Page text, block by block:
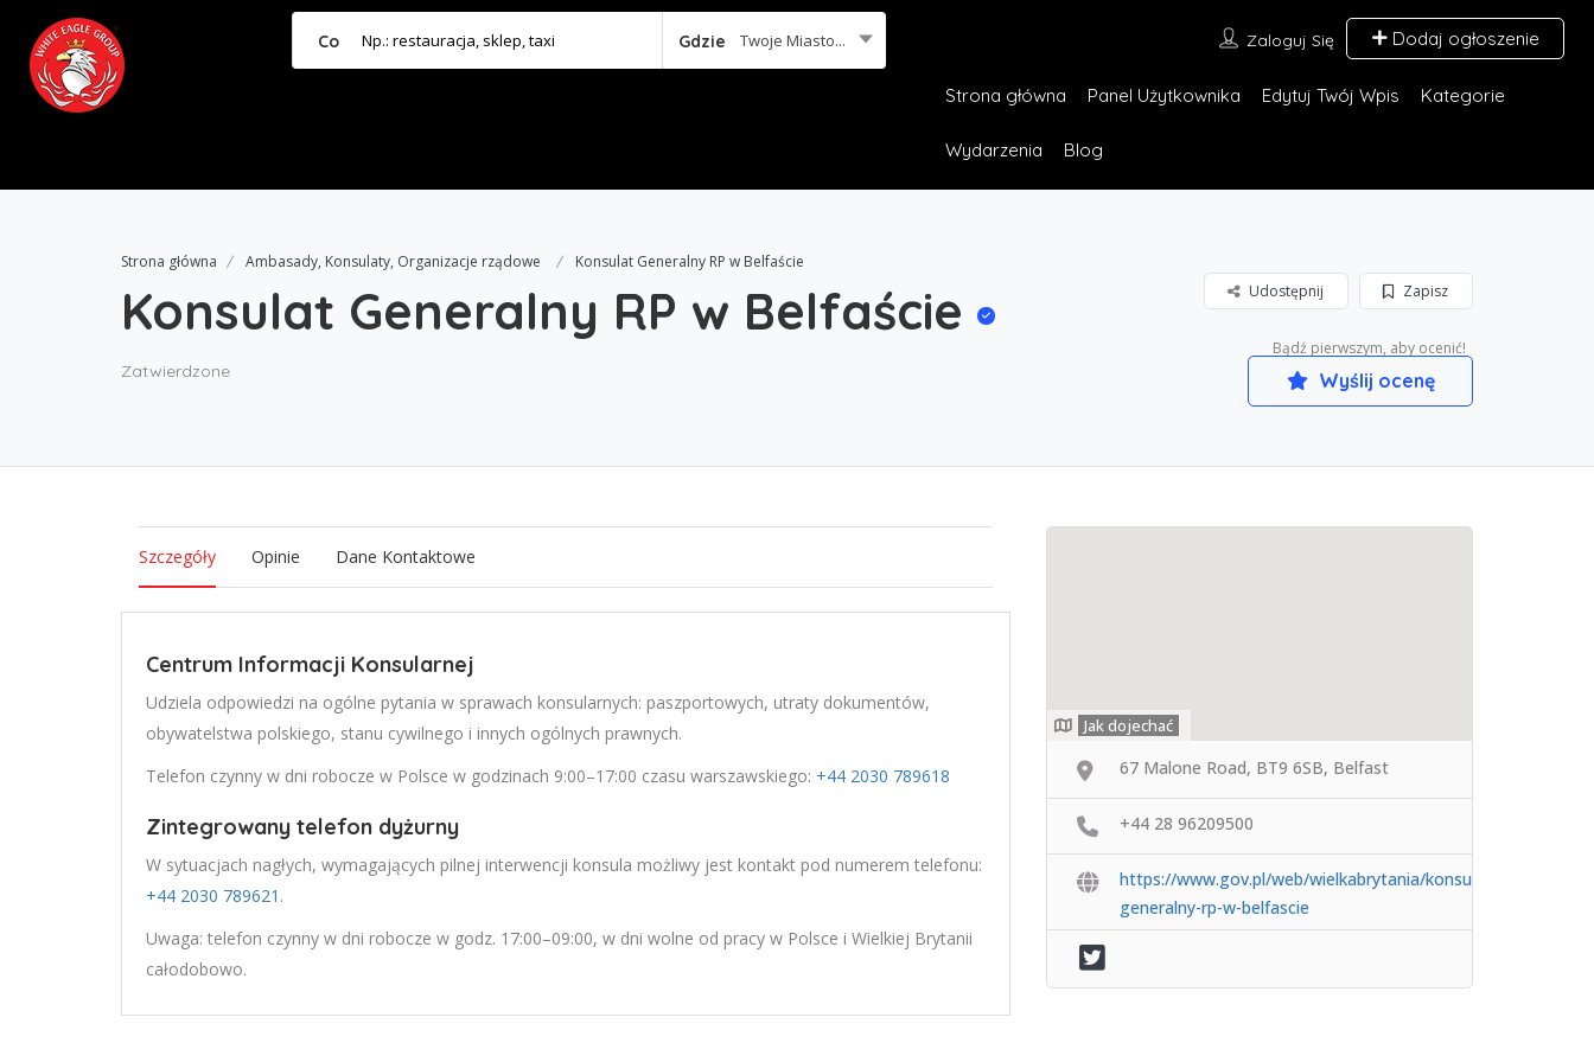
Co Gdzie Twoje Miasto... Zaloguj Się Dodaj ogłoszenie
Strona główna Panel Użytkownika Edytuj Twój Wpis Kategorie
Wydarzenia Blog
Strona główna Ambasady, Konsulaty, Organizacje rządowe Konsulat Generalny RP w Belfaście
Konsulat Generalny RP w Belfaście
Zatwierdzone
Zapisz
Udostępnij
Bądź pierwszym, aby ocenić!
Wyślij ocenę
Szczegóły Opinie Dane Kontaktowe
Centrum Informacji Konsularnej
Udziela odpowiedzi na ogólne pytania w sprawach konsularnych: paszportowych, utraty dokumentów,
obywatelstwa polskiego, stanu cywilnego i innych ogólnych prawnych.
Telefon czynny w dni robocze w Polsce w godzinach 9:00–17:00 czasu warszawskiego: +44 2030 789618
Zintegrowany telefon dyżurny
W sytuacjach nagłych, wymagających pilnej interwencji konsula możliwy jest kontakt pod numerem telefonu:
+44 2030 789621 .
Uwaga: telefon czynny w dni robocze w godz. 17:00–09:00, w dni wolne od pracy w Polsce i Wielkiej Brytanii
całodobowo.
Jak dojechać
67 Malone Road, BT9 6SB, Belfast
+44 28 96209500
https://www.gov.pl/web/wielkabrytania/konsulat-
generalny-rp-w-belfascie